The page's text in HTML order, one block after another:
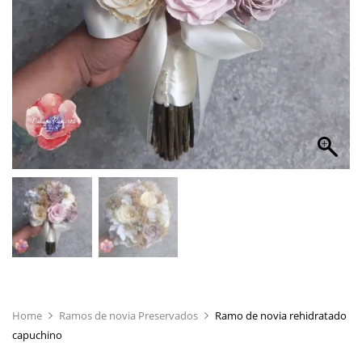
Home Ramos de novia Preservados
Ramo de novia rehidratado
capuchino